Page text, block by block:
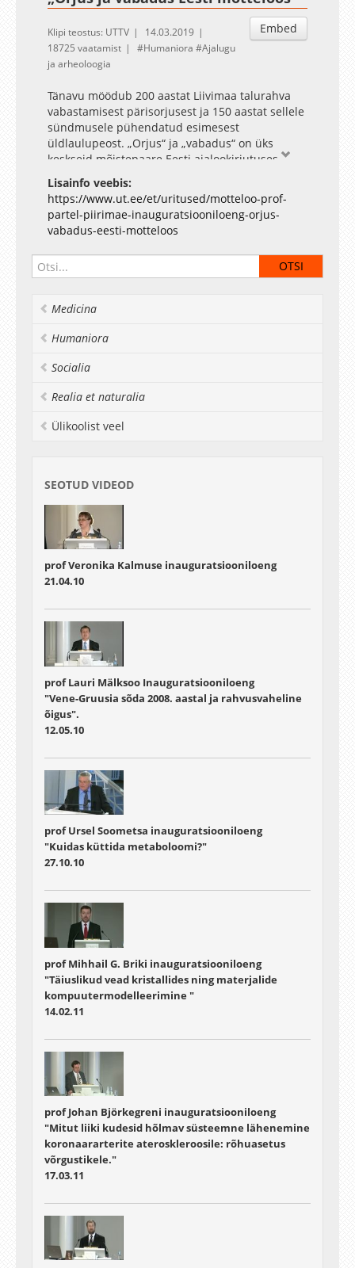
Embed
Klipi teostus: UTTV
14.03.2019
18725 vaatamist
Humaniora
Ajalugu
ja arheoloogia
Tänavu möödub 200 aastat Liivimaa talurahva
vabastamisest pärisorjusest ja 150 aastat sellele
sündmusele pühendatud esimesest
üldlaulupeost. „Orjus“ ja „vabadus“ on üks
keskseid mõistepaare Eesti ajalookirjutuses,
folklooris, kirjanduses ja mõtteloos. Eesti
rahvusliku ajalookontseptsiooni üks läbivaid
motiive on eestlaste vabadusepüüe ning
vabaduse kõige selgem vastand on orjus, mis on
kaasnenud võõrvallutuse ja -võimuga. Vabadus
võib tähendada iseenda peremeheks olemist nii
üksikisikuna kui ka terve rahvusena, määrates
maal. Vabaduse ja orjuse vastandpaar on olnud
üheks peamiseks lähtealuseks Eesti ajaloo
periodiseerimisel ning eri perioodidele
Lisainfo veebis:
https://www.ut.ee/et/uritused/motteloo-prof-
partel-piirimae-inauguratsiooniloeng-orjus-
vabadus-eesti-motteloos
Medicina
Humaniora
Socialia
Realia et naturalia
Ülikoolist veel
SEOTUD VIDEOD
prof Veronika Kalmuse inauguratsiooniloeng
21.04.10
prof Lauri Mälksoo Inauguratsiooniloeng
"Vene-Gruusia sõda 2008. aastal ja rahvusvaheline
õigus".
12.05.10
prof Ursel Soometsa inauguratsiooniloeng
"Kuidas küttida metaboloomi?"
27.10.10
prof Mihhail G. Briki inauguratsiooniloeng
"Täiuslikud vead kristallides ning materjalide
kompuutermodelleerimine "
14.02.11
prof Johan Björkegreni inauguratsiooniloeng
"Mitut liiki kudesid hõlmav süsteemne lähenemine
koronaararterite ateroskleroosile: rõhuasetus
võrgustikele."
17.03.11